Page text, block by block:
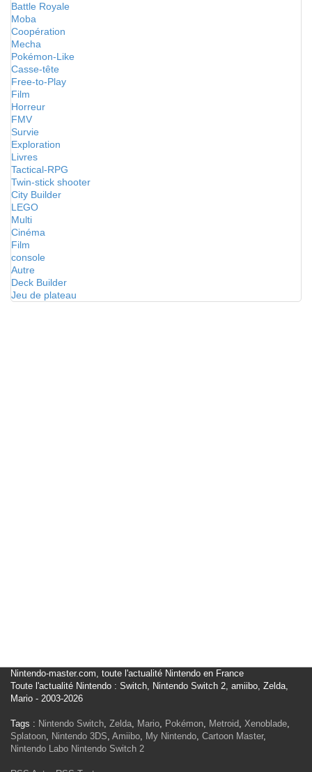
Battle Royale
Moba
Coopération
Mecha
Pokémon-Like
Casse-tête
Free-to-Play
Film
Horreur
FMV
Survie
Exploration
Livres
Tactical-RPG
Twin-stick shooter
City Builder
LEGO
Multi
Cinéma
Film
console
Autre
Deck Builder
Jeu de plateau
Nintendo-master.com, toute l'actualité Nintendo en France
Toute l'actualité Nintendo : Switch, Nintendo Switch 2, amiibo, Zelda,
Mario - 2003-2026
Tags : Nintendo Switch, Zelda, Mario, Pokémon, Metroid, Xenoblade,
Splatoon, Nintendo 3DS, Amiibo, My Nintendo, Cartoon Master,
Nintendo Labo Nintendo Switch 2